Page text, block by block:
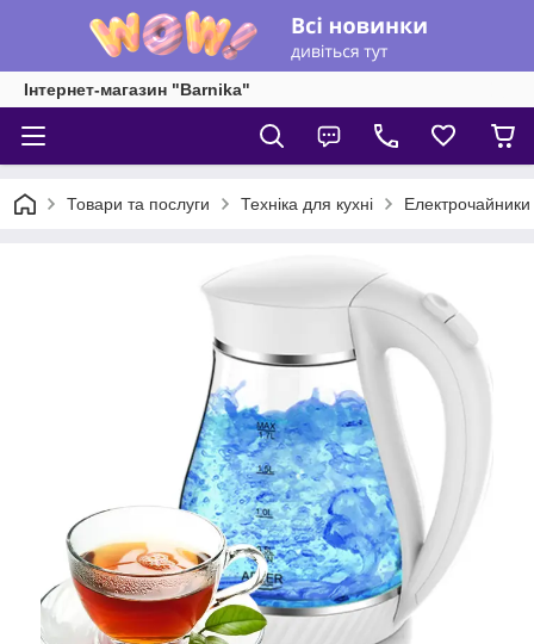
Інтернет-магазин "Barnika"
Товари та послуги Техніка для кухні